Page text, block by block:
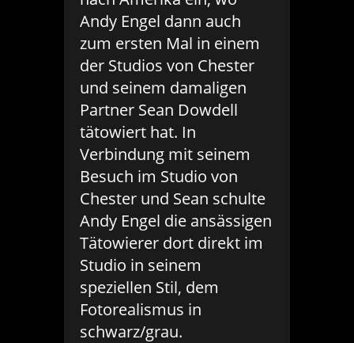
Andy Engel dann auch
zum ersten Mal in einem
der Studios von Chester
und seinem damaligen
Partner Sean Dowdell
tätowiert hat. In
Verbindung mit seinem
Besuch im Studio von
Chester und Sean schulte
Andy Engel die ansässigen
Tätowierer dort direkt im
Studio in seinem
speziellen Stil, dem
Fotorealismus in
schwarz/grau.